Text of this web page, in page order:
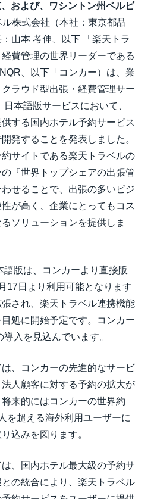
Norway (English)
関等
および、ワシントン州ベルビ
株式会社（本社：東京都品
山本 考伸、以下 「楽天トラ
費管理の世界リーダーである
、以下「コンカー）は、業
ラウド型出張・経費管理サー
本語版サービスにおいて、
供する国内ホテル予約サービス
発することを発表しました。
サイトである楽天トラベルの
『世界トップシェアの出張管
せることで、出張の多いビジ
が高く、企業にとってもコス
ソリューションを提供しま
語版は、コンカーより直接販
17日より利用可能となります
され、楽天トラベル連携機能
処に開始予定です。コンカー
入を見込んでいます。
、コンカーの先進的なサービ
人顧客に対する予約の拡大が
来的にはコンカーの世界約
を超える海外利用ユーザーに
込みを図ります。
、国内ホテル最大級の予約サ
の統合により、楽天トラベル